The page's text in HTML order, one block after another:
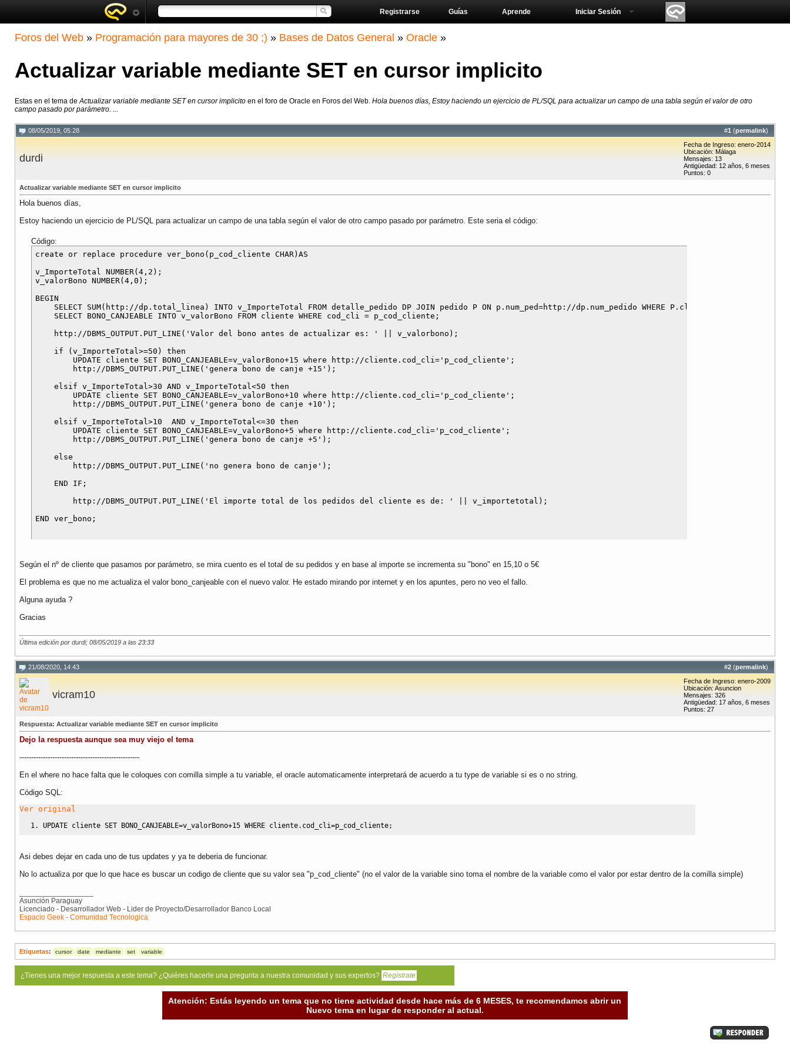
Aprende
Guías
Registrarse Iniciar Sesión
Foros del Web » Programación para mayores de 30 ;) » Bases de Datos General » Oracle »
Actualizar variable mediante SET en cursor implicito
Estas en el tema deActualizar variable mediante SET en cursor implicito en el foro de Oracle en Foros del Web. Hola buenos días, Estoy haciendo un ejercicio de PL/SQL para actualizar un campo de una tabla según el valor de otro
campo pasado por parámetro. ...
#1 (permalink)
08/05/2019, 05:28
durdi
Fecha de Ingreso: enero-2014
Ubicación: Málaga
Mensajes: 13
Antigüedad: 12 años, 6 meses
Puntos: 0
Actualizar variable mediante SET en cursor implicito
Hola buenos días,
Estoy haciendo un ejercicio de PL/SQL para actualizar un campo de una tabla según el valor de otro campo pasado por parámetro. Este seria el código:
Código:
create or replace procedure ver_bono(p_cod_cliente CHAR)AS
v_ImporteTotal NUMBER(4,2);
v_valorBono NUMBER(4,0);
BEGIN
    SELECT SUM(http://dp.total_linea) INTO v_ImporteTotal FROM detalle_pedido DP JOIN pedido P ON p.num_ped=http://dp.num_pedido WHERE P.cliente=p_cod_cliente;
    SELECT BONO_CANJEABLE INTO v_valorBono FROM cliente WHERE cod_cli = p_cod_cliente;
    http://DBMS_OUTPUT.PUT_LINE('Valor del bono antes de actualizar es: ' || v_valorbono);
    if (v_ImporteTotal>=50) then
        UPDATE cliente SET BONO_CANJEABLE=v_valorBono+15 where http://cliente.cod_cli='p_cod_cliente';
        http://DBMS_OUTPUT.PUT_LINE('genera bono de canje +15');
    elsif v_ImporteTotal>30 AND v_ImporteTotal<50 then
        UPDATE cliente SET BONO_CANJEABLE=v_valorBono+10 where http://cliente.cod_cli='p_cod_cliente';
        http://DBMS_OUTPUT.PUT_LINE('genera bono de canje +10');
    elsif v_ImporteTotal>10  AND v_ImporteTotal<=30 then
        UPDATE cliente SET BONO_CANJEABLE=v_valorBono+5 where http://cliente.cod_cli='p_cod_cliente';
        http://DBMS_OUTPUT.PUT_LINE('genera bono de canje +5');
    else
        http://DBMS_OUTPUT.PUT_LINE('no genera bono de canje');
    END IF;
        http://DBMS_OUTPUT.PUT_LINE('El importe total de los pedidos del cliente es de: ' || v_importetotal);
Según el nº de cliente que pasamos por parámetro, se mira cuento es el total de su pedidos y en base al importe se incrementa su "bono" en 15,10 o 5€
El problema es que no me actualiza el valor bono_canjeable con el nuevo valor. He estado mirando por internet y en los apuntes, pero no veo el fallo.
Alguna ayuda ?
Gracias
Última edición por durdi; 08/05/2019 a las 23:33
#2 (permalink)
21/08/2020, 14:43
vicram10
Fecha de Ingreso: enero-2009
Ubicación: Asuncion
Mensajes: 326
Antigüedad: 17 años, 6 meses
Puntos: 27
Respuesta: Actualizar variable mediante SET en cursor implicito
Dejo la respuesta aunque sea muy viejo el tema
---------------------------------------------------
En el where no hace falta que le coloques con comilla simple a tu variable, el oracle automaticamente interpretará de acuerdo a tu type de variable si es o no string.
Código SQL:
Ver original
UPDATE cliente SET BONO_CANJEABLE=v_valorBono+15 WHERE cliente. cod_cli=p_cod_cliente;
Asi debes dejar en cada uno de tus updates y ya te deberia de funcionar.
No lo actualiza por que lo que hace es buscar un codigo de cliente que su valor sea "p_cod_cliente" (no el valor de la variable sino toma el nombre de la variable como el valor por estar dentro de la comilla simple)
Asunción Paraguay
Licenciado - Desarrollador Web - Lider de Proyecto/Desarrollador Banco Local
Espacio Geek - Comunidad Tecnologica
Etiquetas: cursor date mediante set variable
¿Tienes una mejor respuesta a este tema? ¿Quiéres hacerle una pregunta a nuestra comunidad y sus expertos? Registrate
Atención: Estás leyendo un tema que no tiene actividad desde hace más de 6 MESES, te recomendamos abrir un
Nuevo tema en lugar de responder al actual.